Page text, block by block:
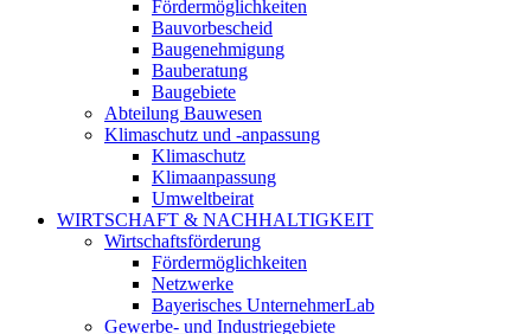
Fördermöglichkeiten
Bauvorbescheid
Baugenehmigung
Bauberatung
Baugebiete
Abteilung Bauwesen
Klimaschutz und -anpassung
Klimaschutz
Klimaanpassung
Umweltbeirat
WIRTSCHAFT & NACHHALTIGKEIT
Wirtschaftsförderung
Fördermöglichkeiten
Netzwerke
Bayerisches UnternehmerLab
Gewerbe- und Industriegebiete